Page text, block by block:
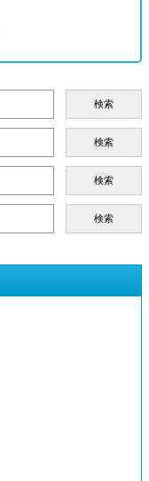
検索
検索
検索
検索